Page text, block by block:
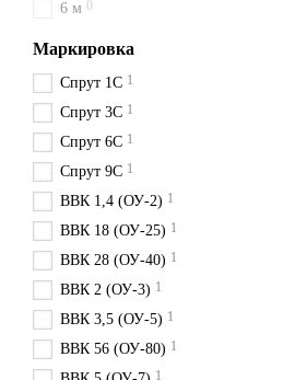
6 м 0
Маркировка
Спрут 1С 1
Спрут 3С 1
Спрут 6С 1
Спрут 9С 1
ВВК 1,4 (ОУ-2) 1
ВВК 18 (ОУ-25) 1
ВВК 28 (ОУ-40) 1
ВВК 2 (ОУ-3) 1
ВВК 3,5 (ОУ-5) 1
ВВК 56 (ОУ-80) 1
1